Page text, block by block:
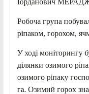
Іорданович
Робоча група
ріпаком, горохом,
У ході моніторингу
ділянки озимого
озимого ріпаку
га. Озимий горох